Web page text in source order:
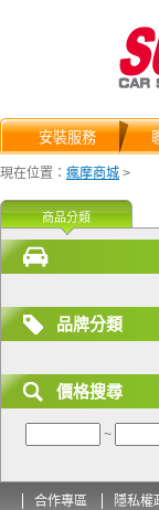
安裝服務
現在位置： 瘋摩商城 >
商品分類
品牌分類
價格搜尋
~
合作專區 隱私權